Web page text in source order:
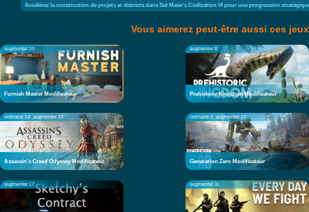
Accélérez la construction de projets et districts dans Sid Meier's Civilization VI pour une progression
Vous aimerez peut-être aussi ces jeux
augmenter 10
Furnish Master Modificateur
augmenter 8
Prehistoric Kingdom Modificateur
ordinaire 14 augmenter 23
Assassin's Creed Odyssey Modificateur
ordinaire 9 augmenter 22
Generation Zero Modificateur
augmenter 17 augmenter 11